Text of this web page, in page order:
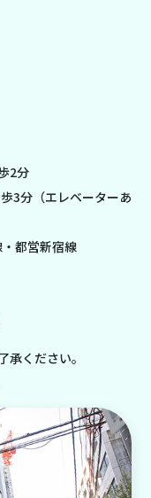
2分
3分（エレベーターあ
都営新宿線
ください。